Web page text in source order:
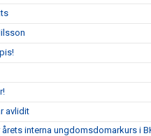
avlidit
interna ungdomsdomarkurs i